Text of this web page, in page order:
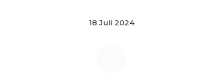
18 Juli 2024